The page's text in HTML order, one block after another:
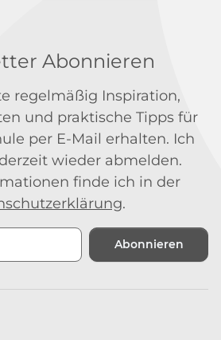
Abonnieren
regelmäßig Inspiration,
und praktische Tipps für
per E-Mail erhalten. Ich
wieder abmelden.
finde ich in der
.
Abonnieren